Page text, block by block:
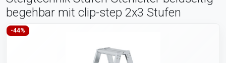
begehbar mit clip-step 2x3 Stufen
-44%